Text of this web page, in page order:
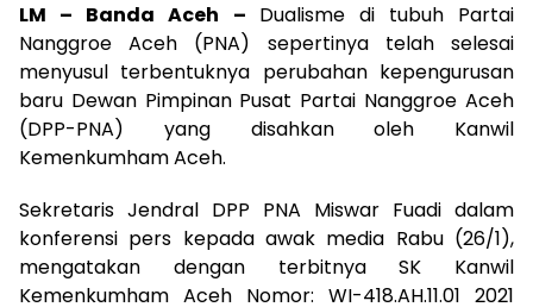
LM – Banda Aceh – Dualisme di tubuh Partai
Nanggroe Aceh (PNA) sepertinya telah selesai
menyusul terbentuknya perubahan kepengurusan
baru Dewan Pimpinan Pusat Partai Nanggroe Aceh
(DPP-PNA) yang disahkan oleh Kanwil
Kemenkumham Aceh.
Sekretaris Jendral DPP PNA Miswar Fuadi dalam
konferensi pers kepada awak media Rabu (26/1),
mengatakan dengan terbitnya SK Kanwil
Kemenkumham Aceh Nomor: WI-418.AH.11.01 2021